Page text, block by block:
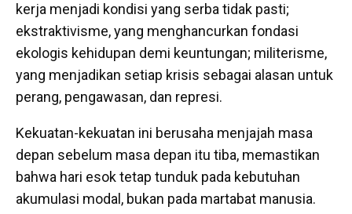
kerja menjadi kondisi yang serba tidak pasti;
ekstraktivisme, yang menghancurkan fondasi
ekologis kehidupan demi keuntungan; militerisme,
yang menjadikan setiap krisis sebagai alasan untuk
perang, pengawasan, dan represi.
Kekuatan-kekuatan ini berusaha menjajah masa
depan sebelum masa depan itu tiba, memastikan
bahwa hari esok tetap tunduk pada kebutuhan
akumulasi modal, bukan pada martabat manusia.